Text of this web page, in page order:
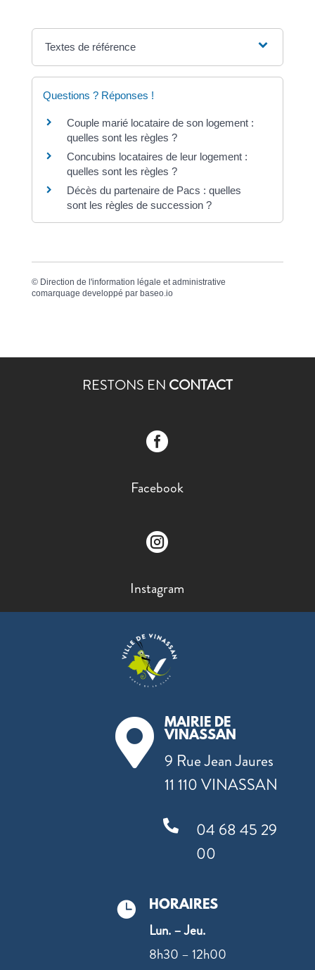
Textes de référence
Questions ? Réponses !
Couple marié locataire de son logement :
quelles sont les règles ?
Concubins locataires de leur logement :
quelles sont les règles ?
Décès du partenaire de Pacs : quelles
sont les règles de succession ?
© Direction de l'information légale et administrative
comarquage developpé par baseo.io
RESTONS EN CONTACT

Facebook

Instagram

MAIRIE DE
VINASSAN
9 Rue Jean Jaures
11 110 VINASSAN

04 68 45 29
00
 HORAIRES
Lun. – Jeu.
8h30 – 12h00